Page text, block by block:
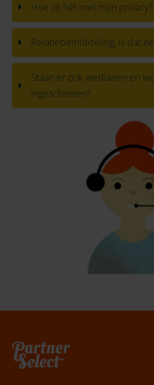
Hoe zit het met mijn privacy?
Relatiebemiddeling, is dat
Staan er ook weduwen en
ingeschreven?